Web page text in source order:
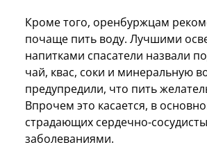
Кроме того, оренбуржцам
почаще пить воду. Луч­шими
напитками спасатели назвали
чай, квас, со­ки и ми­нераль­ную
предупредили, что пить
Впрочем это касается, в
страдающих сердечно-
заболеваниями.